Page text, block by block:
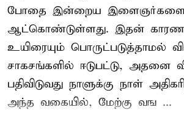
போதை இன்றைய
ஆட்கொண்டுள்ளது. இதன்
உயிரையும் பொருட்படுத்தாமல்
சாகசங்களில் ஈடுபட்டு, அதனை
பதிவிடுவது நாளுக்கு நாள்
அந்த வகையில், மேற்கு வங ...